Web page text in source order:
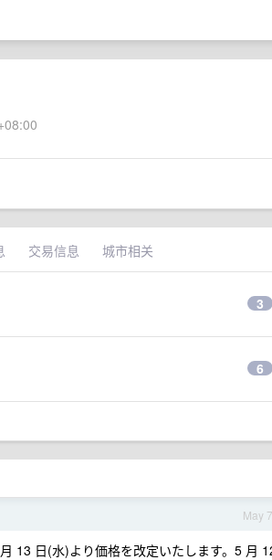
交易信息 城市相关
3
6
May 7
13 日(水)より価格を改定いたします。5 月